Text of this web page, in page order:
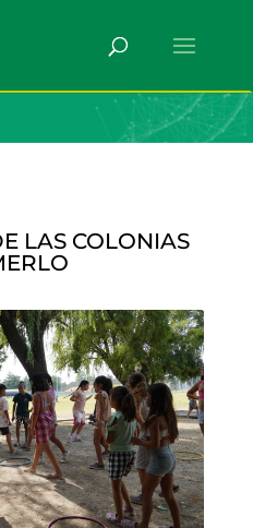
LAS COLONIAS